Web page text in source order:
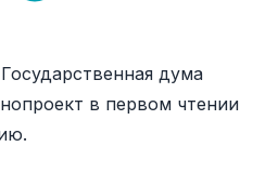
дума
в первом чтении